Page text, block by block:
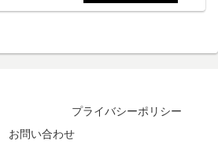
プライバシーポリシー
お問い合わせ